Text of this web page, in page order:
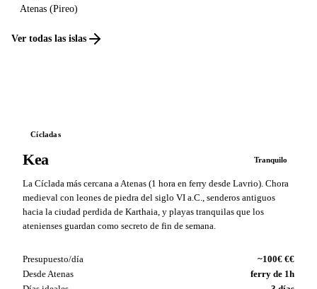
Atenas (Pireo)
Ver todas las islas
Cícladas
Kea Tranquilo
La Cíclada más cercana a Atenas (1 hora en ferry desde Lavrio). Chora
medieval con leones de piedra del siglo VI a.C., senderos antiguos
hacia la ciudad perdida de Karthaia, y playas tranquilas que los
atenienses guardan como secreto de fin de semana.
Presupuesto/día
~100€ €€
Desde Atenas
ferry de 1h